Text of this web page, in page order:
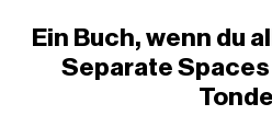
Ein Buch, wenn du
Separate